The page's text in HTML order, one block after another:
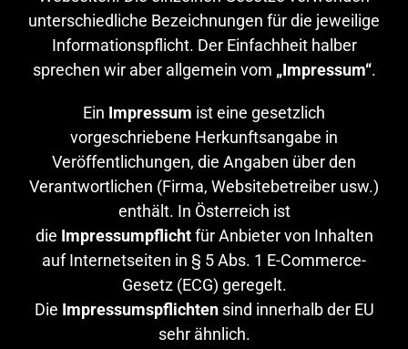
unterschiedliche Bezeichnungen für die jeweilige
Informationspflicht. Der Einfachheit halber
sprechen wir aber allgemein vom „Impressum“.
Ein Impressum ist eine gesetzlich
vorgeschriebene Herkunftsangabe in
Veröffentlichungen, die Angaben über den
Verantwortlichen (Firma, Websitebetreiber usw.)
enthält. In Österreich ist
die Impressumpflichtfür Anbieter von Inhalten
auf Internetseiten in § 5 Abs. 1 E-Commerce-
Gesetz (ECG) geregelt.
Die Impressumspflichtensind innerhalb der EU
sehr ähnlich.